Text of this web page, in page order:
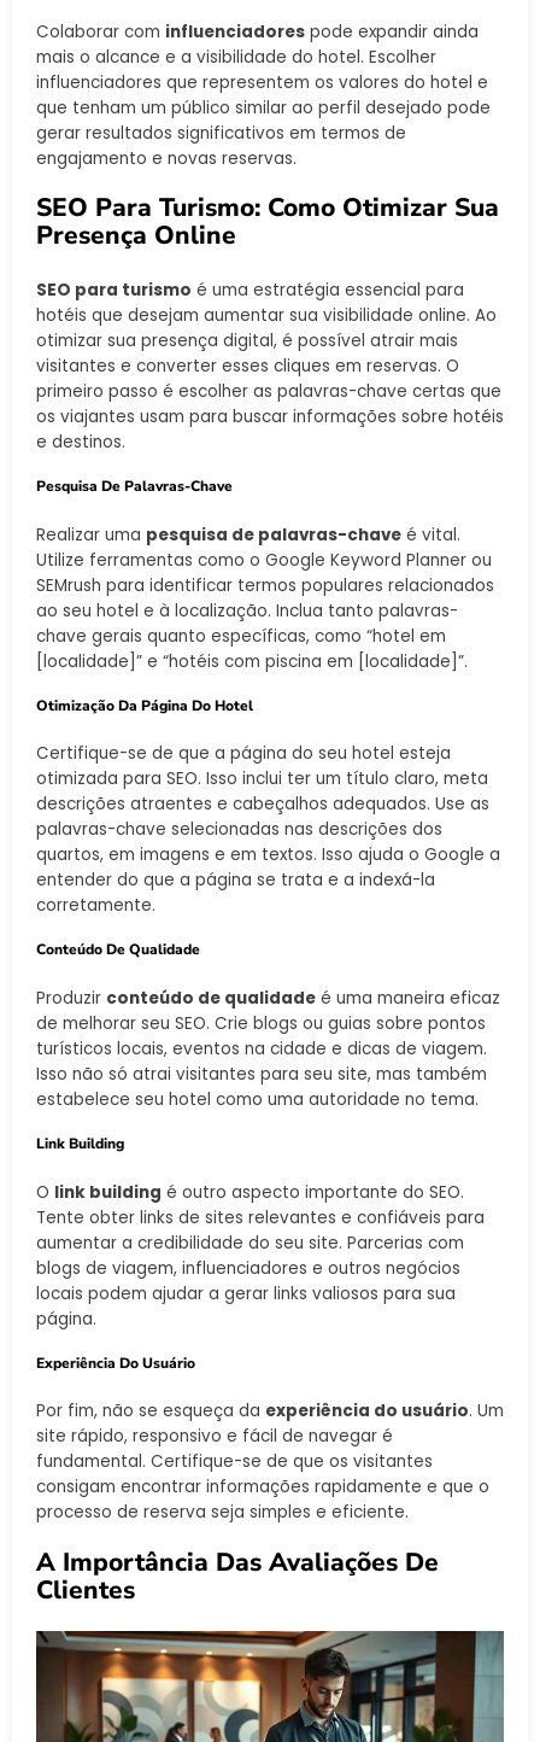
Colaborar com influenciadores pode expandir ainda
mais o alcance e a visibilidade do hotel. Escolher
influenciadores que representem os valores do hotel e
que tenham um público similar ao perfil desejado pode
gerar resultados significativos em termos de
engajamento e novas reservas.
SEO Para Turismo: Como Otimizar Sua
Presença Online
SEO para turismo é uma estratégia essencial para
hotéis que desejam aumentar sua visibilidade online. Ao
otimizar sua presença digital, é possível atrair mais
visitantes e converter esses cliques em reservas. O
primeiro passo é escolher as palavras-chave certas que
os viajantes usam para buscar informações sobre hotéis
e destinos.
Pesquisa De Palavras-Chave
Realizar uma pesquisa de palavras-chave é vital.
Utilize ferramentas como o Google Keyword Planner ou
SEMrush para identificar termos populares relacionados
ao seu hotel e à localização. Inclua tanto palavras-
chave gerais quanto específicas, como “hotel em
[localidade]” e “hotéis com piscina em [localidade]”.
Otimização Da Página Do Hotel
Certifique-se de que a página do seu hotel esteja
otimizada para SEO. Isso inclui ter um título claro, meta
descrições atraentes e cabeçalhos adequados. Use as
palavras-chave selecionadas nas descrições dos
quartos, em imagens e em textos. Isso ajuda o Google a
entender do que a página se trata e a indexá-la
corretamente.
Conteúdo De Qualidade
Produzir conteúdo de qualidade é uma maneira eficaz
de melhorar seu SEO. Crie blogs ou guias sobre pontos
turísticos locais, eventos na cidade e dicas de viagem.
Isso não só atrai visitantes para seu site, mas também
estabelece seu hotel como uma autoridade no tema.
Link Building
O link building é outro aspecto importante do SEO.
Tente obter links de sites relevantes e confiáveis para
aumentar a credibilidade do seu site. Parcerias com
blogs de viagem, influenciadores e outros negócios
locais podem ajudar a gerar links valiosos para sua
página.
Experiência Do Usuário
Por fim, não se esqueça da experiência do usuário. Um
site rápido, responsivo e fácil de navegar é
fundamental. Certifique-se de que os visitantes
consigam encontrar informações rapidamente e que o
processo de reserva seja simples e eficiente.
A Importância Das Avaliações De
Clientes